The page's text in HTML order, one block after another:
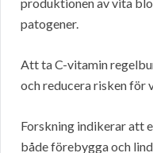
patogener.
Att ta C-vitamin
och reducera risken för
Forskning indikerar att
både förebygga och